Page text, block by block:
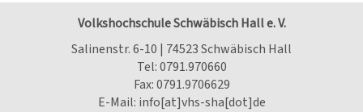
Volkshochschule Schwäbisch Hall e. V.
Salinenstr. 6-10 | 74523 Schwäbisch Hall
Tel:0791.970660
Fax: 0791.9706629
E-Mail: info[at]vhs-sha[dot]de